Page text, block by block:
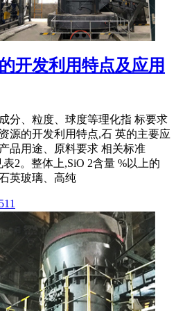
开发利用特点及应用
分、粒度、球度等理化指 标要求
源的开发利用特点,石 英的主要应
品用途、原料要求 相关标准
2。整体上,SiO 2含量 %以上的
英玻璃、高纯